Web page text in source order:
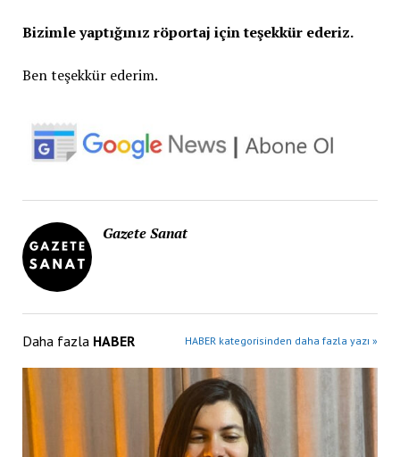
Bizimle yaptığınız röportaj için teşekkür ederiz.
Ben teşekkür ederim.
Gazete Sanat
Daha fazla HABER HABER kategorisinden daha fazla yazı »